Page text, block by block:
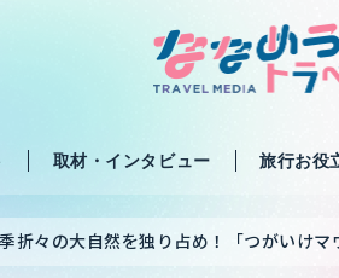
取材・インタビュー 旅行お役
折々の大自然を独り占め！「つがいけ